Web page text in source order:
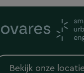
Bekijk onze